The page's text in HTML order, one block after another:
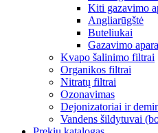
Kiti gazavimo
Angliarūgštė
Buteliukai
Gazavimo
Kvapo šalinimo filtrai
Organikos filtrai
Nitratų filtrai
Ozonavimas
Dejonizatoriai ir
Vandens šildytuvai